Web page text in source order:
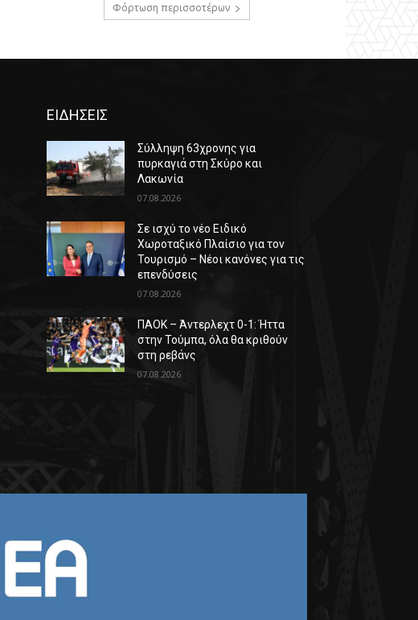
Φόρτωση περισσοτέρων
ΕΙΔΗΣΕΙΣ
Σύλληψη 63χρονης για
πυρκαγιά στη Σκύρο και
Λακωνία
07.08.2026
Σε ισχύ το νέο Ειδικό
Χωροταξικό Πλαίσιο για τον
Τουρισμό – Νέοι κανόνες για τις
επενδύσεις
07.08.2026
ΠΑΟΚ – Άντερλεχτ 0-1: Ήττα
στην Τούμπα, όλα θα κριθούν
στη ρεβάνς
07.08.2026